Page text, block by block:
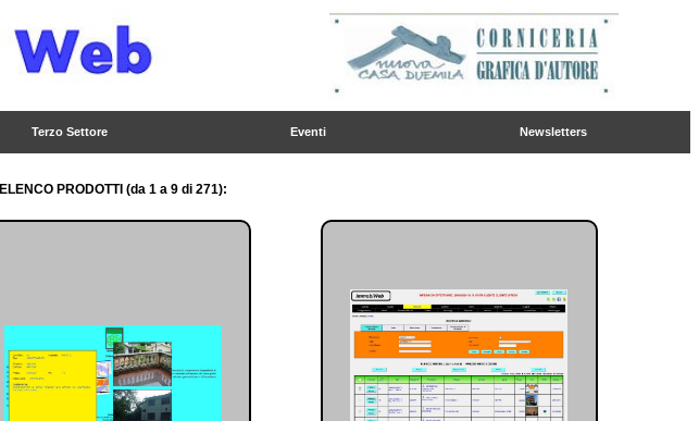
Terzo Settore Eventi Newsletters
ELENCO PRODOTTI (da 1 a 9 di 271):